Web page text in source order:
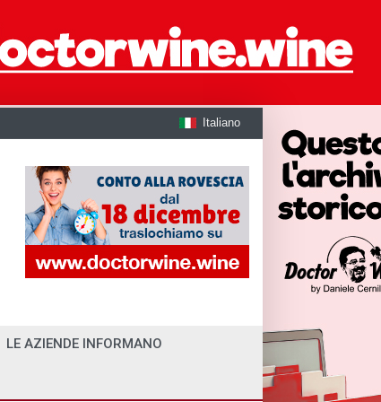
Italiano
LE AZIENDE INFORMANO